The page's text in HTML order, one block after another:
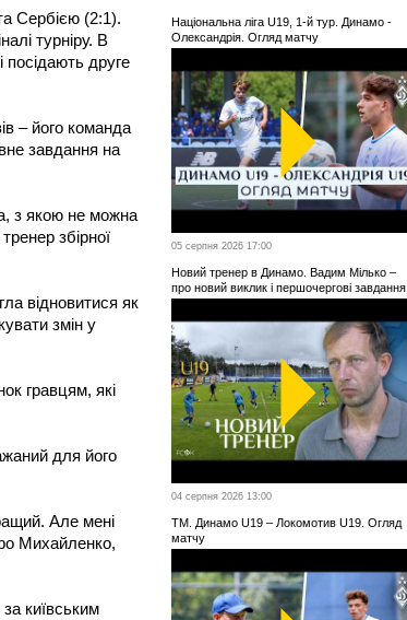
Сербією (2:1).
турніру. В
посідають друге
– його команда
завдання на
з якою не можна
збірної
відновитися як
змін у
гравцям, які
для його
Але мені
Михайленко,
київським
Національна ліга U19, 1-й тур. Динамо -
Олександрія. Огляд матчу
05 серпня 2026 17:00
Новий тренер в Динамо. Вадим Мілько –
про новий виклик і першочергові завдання
04 серпня 2026 13:00
ТМ. Динамо U19 – Локомотив U19. Огляд
матчу